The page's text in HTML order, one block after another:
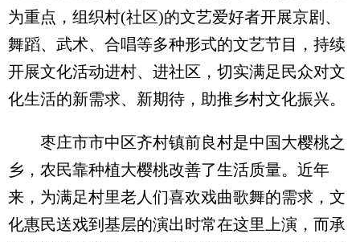
为重点，组织村(社区)的文艺爱好者开展京剧、
舞蹈、武术、合唱等多种形式的文艺节目，持续
开展文化活动进村、进社区，切实满足民众对文
化生活的新需求、新期待，助推乡村文化振兴。
枣庄市市中区齐村镇前良村是中国大樱桃之
乡，农民靠种植大樱桃改善了生活质量。近年
来，为满足村里老人们喜欢戏曲歌舞的需求，文
化惠民送戏到基层的演出时常在这里上演，而承